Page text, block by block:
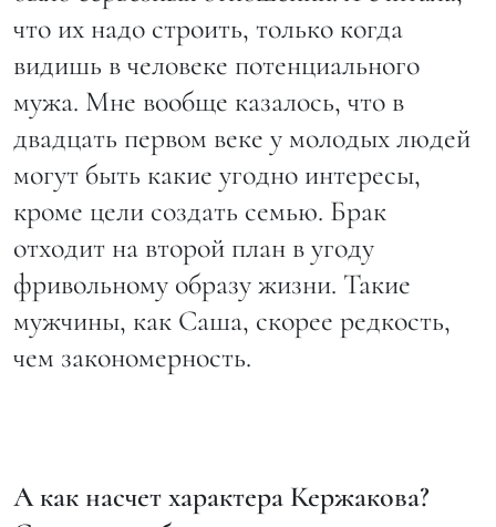
что их надо строить, только когда
видишь в человеке потенциального
мужа. Мне вообще казалось, что в
двадцать первом веке у молодых людей
могут быть какие угодно интересы,
кроме цели создать семью. Брак
отходит на второй план в угоду
фривольному образу жизни. Такие
мужчины, как Саша, скорее редкость,
чем закономерность.
А как насчет характера Кержакова?